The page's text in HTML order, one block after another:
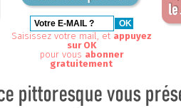
Saisissez votre mail, et appuyez
sur OK
pour vous abonner
gratuitement